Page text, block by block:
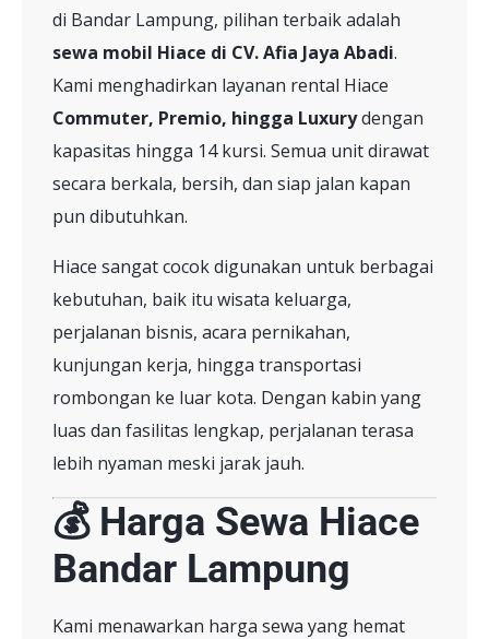
di Bandar Lampung, pilihan terbaik adalah
sewa mobil Hiace di CV. Afia Jaya Abadi.
Kami menghadirkan layanan rental Hiace
Commuter, Premio, hingga Luxurydengan
kapasitas hingga 14 kursi. Semua unit dirawat
secara berkala, bersih, dan siap jalan kapan
pun dibutuhkan.
Hiace sangat cocok digunakan untuk berbagai
kebutuhan, baik itu wisata keluarga,
perjalanan bisnis, acara pernikahan,
kunjungan kerja, hingga transportasi
rombongan ke luar kota. Dengan kabin yang
luas dan fasilitas lengkap, perjalanan terasa
lebih nyaman meski jarak jauh.
💰 Harga Sewa Hiace
Bandar Lampung
Kami menawarkan harga sewa yang hemat